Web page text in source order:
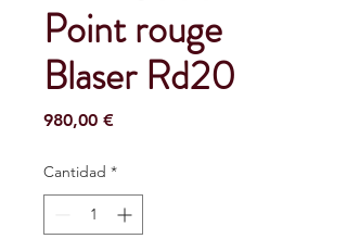
Point rouge
Blaser Rd20
980,00 €Precio
Cantidad *